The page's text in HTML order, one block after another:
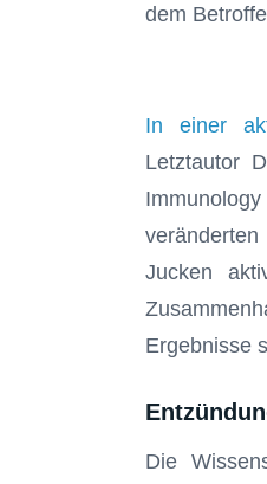
dem
In einer
Letztautor
Jucken
Ergebnisse
Die